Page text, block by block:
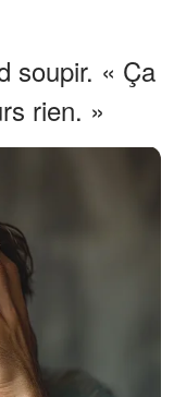
soupir. « Ça
rien. »